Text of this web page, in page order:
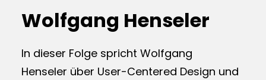
Wolfgang Henseler
In dieser Folge spricht Wolfgang
Henseler über User-Centered Design und